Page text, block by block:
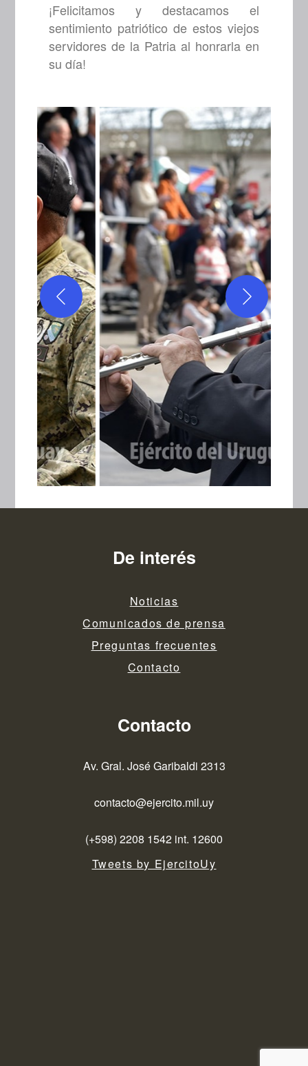
¡Felicitamos y destacamos el
sentimiento patriótico de estos viejos
servidores de la Patria al honrarla en
su día!
De interés
Noticias
Comunicados de prensa
Preguntas frecuentes
Contacto
Contacto
Av. Gral. José Garibaldi 2313
contacto@ejercito.mil.uy
(+598) 2208 1542 int. 12600
Tweets by EjercitoUy